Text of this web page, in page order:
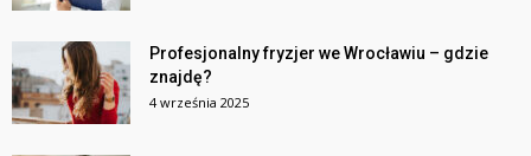
Profesjonalny fryzjer we Wrocławiu – gdzie
znajdę?
4 września 2025